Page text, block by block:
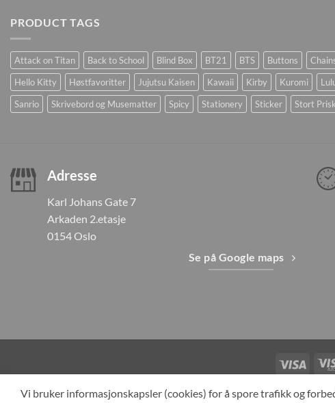
PRODUCT TAGS
Attack on Titan Back to School Blind Box BT21 BTS Buttons
Hello Kitty
Høstfavoritter Jujutsu Kaisen Kawaii Kirby Kuromi
Sanrio
Skrivebord og Musematter Spicy Stationery Sticker Stort
Adresse
Karl Johans Gate 7
Arkaden 2.etasje
0154 Oslo
Se på Google maps
Visa
TILBAKEKALLINGER
Vi bruker informasjonskapsler (cookies) for å spore trafikk og